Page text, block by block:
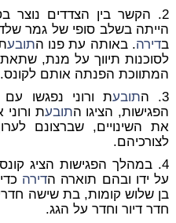
2. הקשר בין הצדדים נוצר בסוף שנת 1996, כאשר ה
הייתה בשלב סופי של גמר שלד
בדירה. באותה עת פנו התובע
לסוכנות תיווך על מנת,
המתווכת הפנתה אותם לקונס.
3. ה
תובעת ורוני נפגשו
הפגישות, הציגו התובעת
את השינויים, שברצונם
לצורכיהם.
4. במהלך הפגישות הציג
על ידו ובהם תוארה הדירה
בן שלוש קומות, בת שישה
חדר דיור וחדר על הגג.